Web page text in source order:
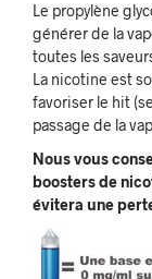
Le propylène
générer de la
toutes les
La nicotine est
favoriser le hit
passage de la
Nous vous
boosters de
évitera une